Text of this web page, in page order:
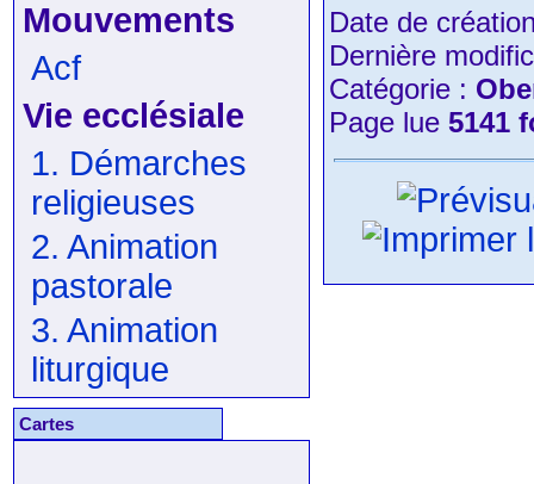
Mouvements
Acf
Vie ecclésiale
1. Démarches
religieuses
2. Animation
pastorale
3. Animation
liturgique
Cartes
Date de
Dernière
Catégorie :
Page lue 5141